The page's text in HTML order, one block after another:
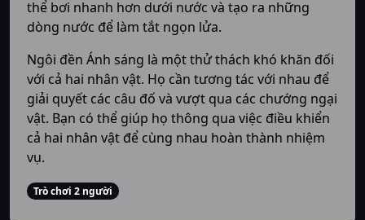
thể bơi nhanh hơn dưới nước và tạo ra những
dòng nước để làm tắt ngọn lửa.
Ngôi đền Ánh sáng là một thử thách khó khăn đối
với cả hai nhân vật. Họ cần tương tác với nhau để
giải quyết các câu đố và vượt qua các chướng ngại
vật. Bạn có thể giúp họ thông qua việc điều khiển
cả hai nhân vật để cùng nhau hoàn thành nhiệm
vụ.
Trò chơi 2 người